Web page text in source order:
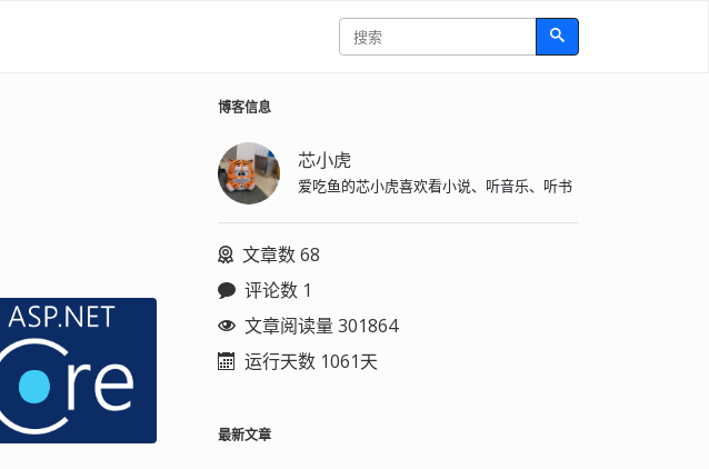
博客信息
芯小虎
爱吃鱼的芯小虎喜欢看小说、听音乐、听书
文章数 68
评论数 1
文章阅读量 301864
运行天数 1061天
最新文章